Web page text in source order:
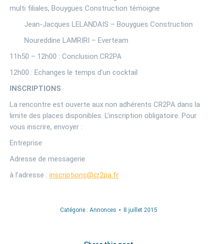
multi filiales, Bouygues Construction témoigne
Jean-Jacques LELANDAIS – Bouygues Construction
Noureddine LAMRIRI – Everteam
11h50 – 12h00 : Conclusion CR2PA
12h00 : Echanges le temps d’un cocktail
INSCRIPTIONS
La rencontre est ouverte aux non adhérents CR2PA dans la
limite des places disponibles. L’inscription obligatoire. Pour
vous inscrire, envoyer :
Entreprise
Adresse de messagerie
à l’adresse : inscriptions@cr2pa.fr
Catégorie : Annonces 8 juillet 2015